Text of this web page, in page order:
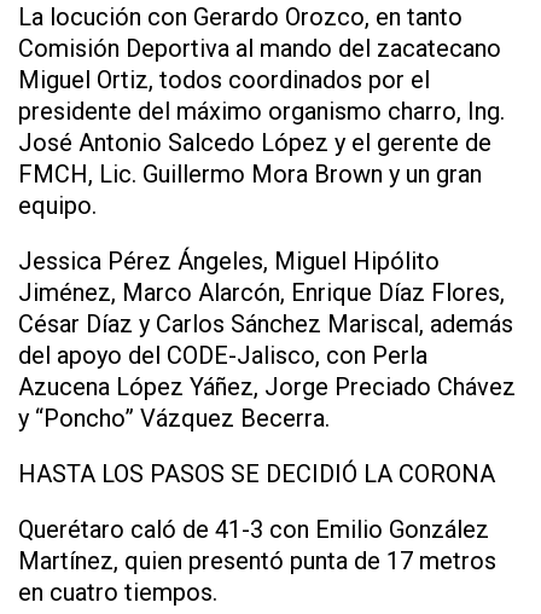
La locución con Gerardo Orozco, en tanto
Comisión Deportiva al mando del zacatecano
Miguel Ortiz, todos coordinados por el
presidente del máximo organismo charro, Ing.
José Antonio Salcedo López y el gerente de
FMCH, Lic. Guillermo Mora Brown y un gran
equipo.
Jessica Pérez Ángeles, Miguel Hipólito
Jiménez, Marco Alarcón, Enrique Díaz Flores,
César Díaz y Carlos Sánchez Mariscal, además
del apoyo del CODE-Jalisco, con Perla
Azucena López Yáñez, Jorge Preciado Chávez
y “Poncho” Vázquez Becerra.
HASTA LOS PASOS SE DECIDIÓ LA CORONA
Querétaro caló de 41-3 con Emilio González
Martínez, quien presentó punta de 17 metros
en cuatro tiempos.